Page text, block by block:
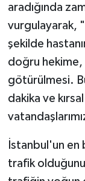
aradığında
vurgulayarak,
şekilde
doğru
götürülmesi.
dakika ve
İstanbul'un
trafik